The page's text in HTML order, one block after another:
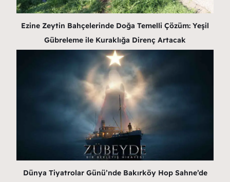
Ezine Zeytin Bahçelerinde Doğa Temelli Çözüm: Yeşil
Gübreleme ile Kuraklığa Direnç Artacak
Dünya Tiyatrolar Günü’nde Bakırköy Hop Sahne’de